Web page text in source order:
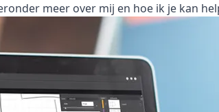
meer over mij en hoe ik je kan